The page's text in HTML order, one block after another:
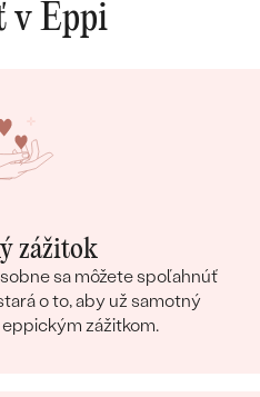
v Eppi
zážitok
sa môžete spoľahnúť
o to, aby už samotný
zážitkom.